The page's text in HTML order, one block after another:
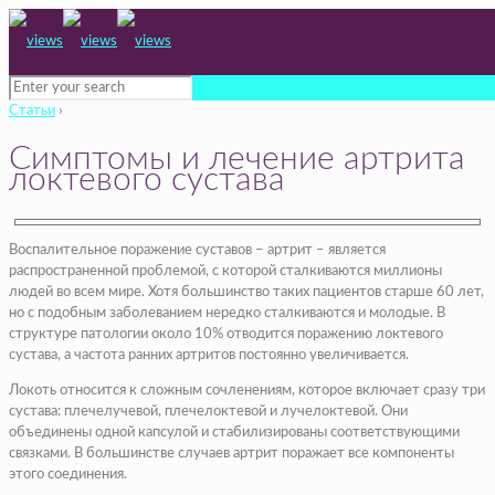
Статьи ›
Симптомы и лечение артрита
локтевого сустава
Воспалительное поражение суставов – артрит – является
распространенной проблемой, с которой сталкиваются миллионы
людей во всем мире. Хотя большинство таких пациентов старше 60 лет,
но с подобным заболеванием нередко сталкиваются и молодые. В
структуре патологии около 10% отводится поражению локтевого
сустава, а частота ранних артритов постоянно увеличивается.
Локоть относится к сложным сочленениям, которое включает сразу три
сустава: плечелучевой, плечелоктевой и лучелоктевой. Они
объединены одной капсулой и стабилизированы соответствующими
связками. В большинстве случаев артрит поражает все компоненты
этого соединения.